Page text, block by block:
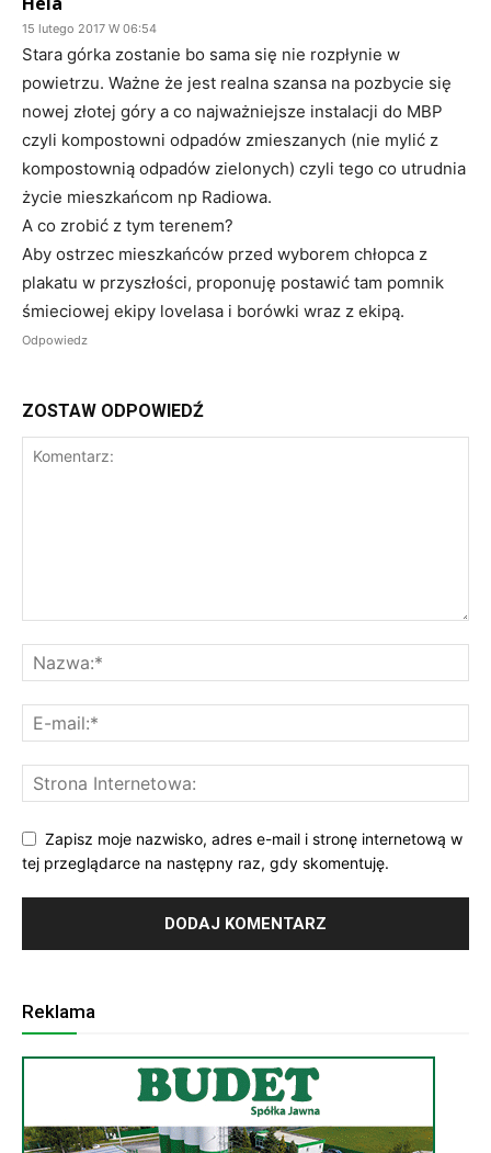
15 lutego 2017 W 06:54
Stara górka zostanie bo sama się nie rozpłynie w
powietrzu. Ważne że jest realna szansa na pozbycie się
nowej złotej góry a co najważniejsze instalacji do MBP
czyli kompostowni odpadów zmieszanych (nie mylić z
kompostownią odpadów zielonych) czyli tego co utrudnia
życie mieszkańcom np Radiowa.
A co zrobić z tym terenem?
Aby ostrzec mieszkańców przed wyborem chłopca z
plakatu w przyszłości, proponuję postawić tam pomnik
śmieciowej ekipy lovelasa i borówki wraz z ekipą.
Odpowiedz
ZOSTAW ODPOWIEDŹ
Zapisz moje nazwisko, adres e-mail i stronę internetową w
tej przeglądarce na następny raz, gdy skomentuję.
Reklama